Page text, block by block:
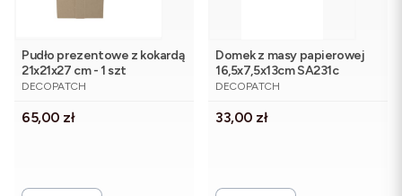
Pudło prezentowe z kokardą
21x21x27 cm - 1 szt
PRODUCENT
DECOPATCH
Cena
65,00 zł
Domek z masy papierowej
16,5x7,5x13cm SA231c
PRODUCENT
DECOPATCH
Cena
33,00 zł